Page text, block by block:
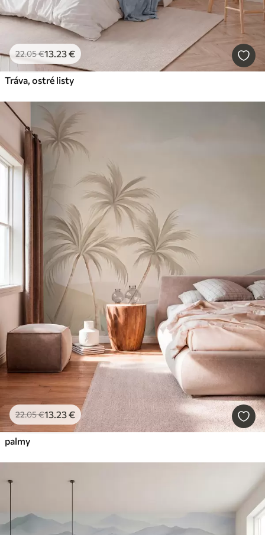
22.05€13 .23€
Tráva, ostré listy
22.05€13 .23€
palmy